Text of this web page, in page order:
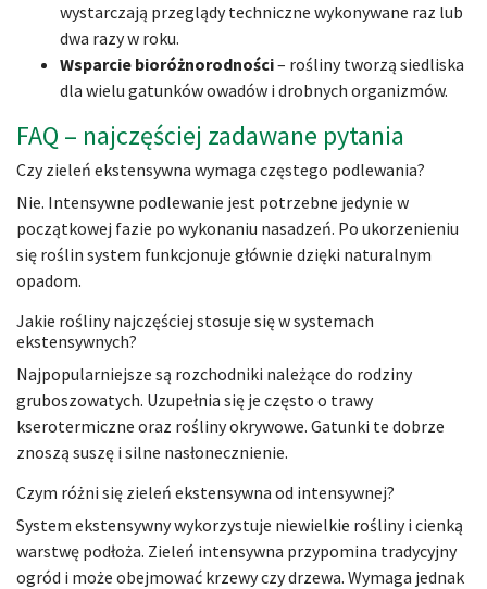
wystarczają przeglądy techniczne wykonywane raz lub
dwa razy w roku.
Wsparcie bioróżnorodności– rośliny tworzą siedliska
dla wielu gatunków owadów i drobnych organizmów.
FAQ – najczęściej zadawane pytania
Czy zieleń ekstensywna wymaga częstego podlewania?
Nie. Intensywne podlewanie jest potrzebne jedynie w
początkowej fazie po wykonaniu nasadzeń. Po ukorzenieniu
się roślin system funkcjonuje głównie dzięki naturalnym
opadom.
Jakie rośliny najczęściej stosuje się w systemach
ekstensywnych?
Najpopularniejsze są rozchodniki należące do rodziny
gruboszowatych. Uzupełnia się je często o trawy
kserotermiczne oraz rośliny okrywowe. Gatunki te dobrze
znoszą suszę i silne nasłonecznienie.
Czym różni się zieleń ekstensywna od intensywnej?
System ekstensywny wykorzystuje niewielkie rośliny i cienką
warstwę podłoża. Zieleń intensywna przypomina tradycyjny
ogród i może obejmować krzewy czy drzewa. Wymaga jednak